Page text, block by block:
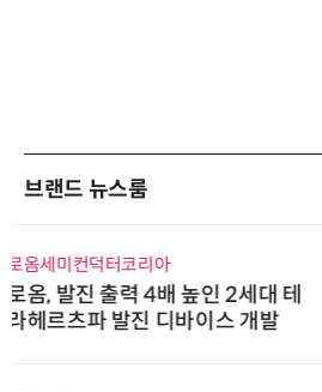
브랜드 뉴스룸
한국태양유전
태양유전, '안전·환경 보고서 202
6' 발간…2030년 SBT 수준 온실